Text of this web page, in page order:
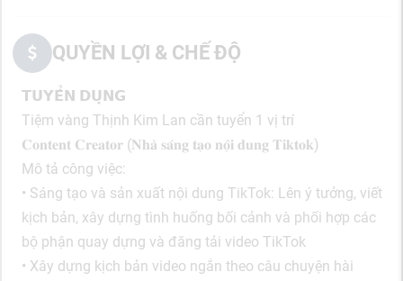
QUYỀN LỢI & CHẾ ĐỘ
𝗧𝗨𝗬𝗘̂̉𝗡 𝗗𝗨̣𝗡𝗚
Tiệm vàng Thịnh Kim Lan cần tuyển 1 vị trí
𝐂𝐨𝐧𝐭𝐞𝐧𝐭 𝐂𝐫𝐞𝐚𝐭𝐨𝐫 (𝐍𝐡𝐚̀ 𝐬𝐚́𝐧𝐠 𝐭𝐚̣𝐨 𝐧𝐨̣̂𝐢 𝐝𝐮𝐧𝐠 𝐓𝐢𝐤𝐭𝐨𝐤)
Mô tả công việc:
• Sáng tạo và sản xuất nội dung TikTok: Lên ý tưởng, viết
kịch bản, xây dựng tình huống bối cảnh và phối hợp các
bộ phận quay dựng và đăng tải video TikTok
• Xây dựng kịch bản video ngắn theo câu chuyện hài